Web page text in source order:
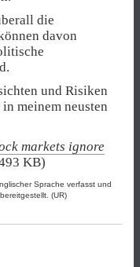
die
davon
und Risiken
meinem neusten
markets ignore
KB)
Sprache verfasst und
(UR)